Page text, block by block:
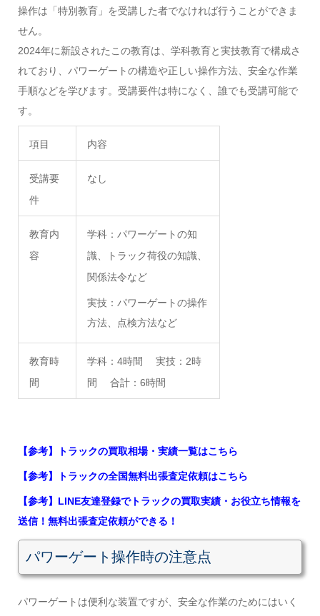
操作は「特別教育」を受講した者でなければ行うことができま
せん。
2024年に新設されたこの教育は、学科教育と実技教育で構成さ
れており、パワーゲートの構造や正しい操作方法、安全な作業
手順などを学びます。受講要件は特になく、誰でも受講可能で
す。
項目 内容
受講要
件
なし
教育内
容
学科：パワーゲートの知
識、トラック荷役の知識、
関係法令など
実技：パワーゲートの操作
方法、点検方法など
教育時
間
学科：4時間 実技：2時
間 合計：6時間
【参考】トラックの買取相場・実績一覧はこちら
【参考】トラックの全国無料出張査定依頼はこちら
【参考】LINE友達登録でトラックの買取実績・お役立ち情報を
送信！無料出張査定依頼ができる！
パワーゲート操作時の注意点
パワーゲートは便利な装置ですが、安全な作業のためにはいく